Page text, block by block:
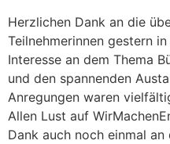
Herzlichen Dank an die
Teilnehmerinnen gestern
Interesse an dem Thema
und den spannenden
Anregungen waren
Allen Lust auf
Dank auch noch einmal